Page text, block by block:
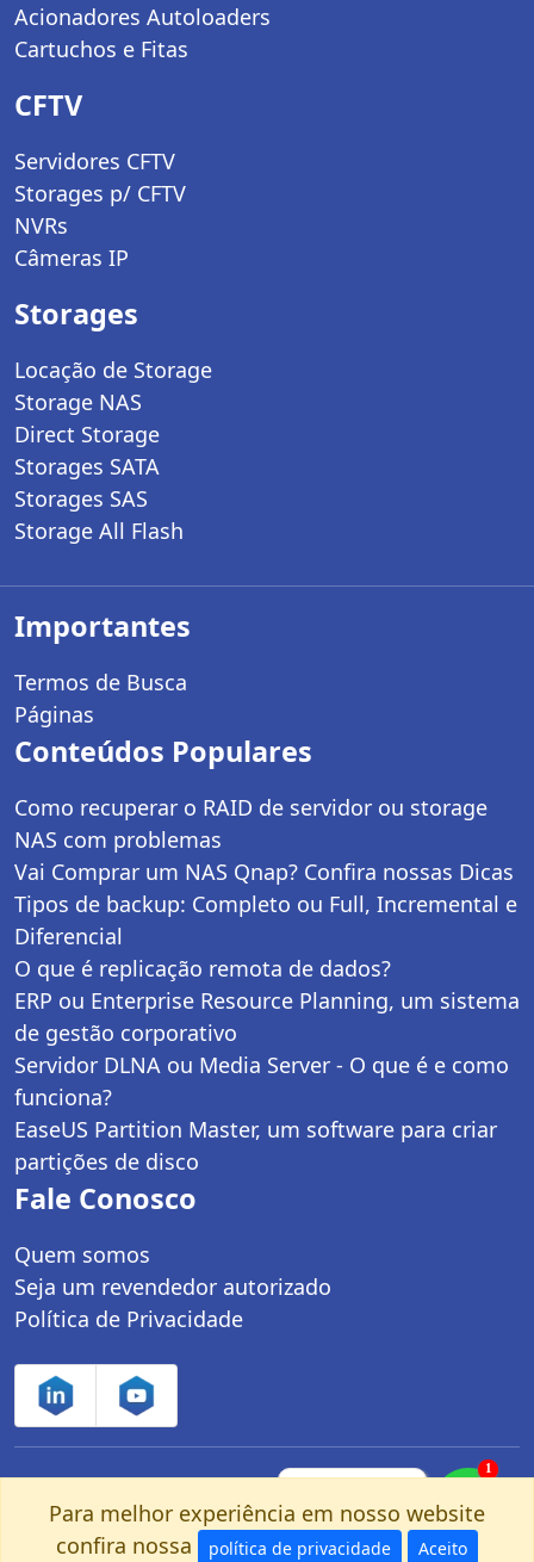
Acionadores Autoloaders
Cartuchos e Fitas
CFTV
Servidores CFTV
Storages p/ CFTV
NVRs
Câmeras IP
Storages
Locação de Storage
Storage NAS
Direct Storage
Storages SATA
Storages SAS
Storage All Flash
Importantes
Termos de Busca
Páginas
Conteúdos Populares
Como recuperar o RAID de servidor ou storage
NAS com problemas
Vai Comprar um NAS Qnap? Confira nossas Dicas
Tipos de backup: Completo ou Full, Incremental e
Diferencial
O que é replicação remota de dados?
ERP ou Enterprise Resource Planning, um sistema
de gestão corporativo
Servidor DLNA ou Media Server - O que é e como
funciona?
EaseUS Partition Master, um software para criar
partições de disco
Fale Conosco
Quem somos
Seja um revendedor autorizado
Política de Privacidade
Controle Net Tecnologia LTDA | CNPJ:
03.247.280/0001-25 | Av. dos Carinás, 660 -
Moema | São Paulo, SP - CEP: 04086-011
Para melhor experiência em nosso website
confira nossa
política de privacidade Aceito
1
nosso Whatsapp!